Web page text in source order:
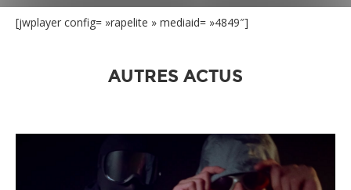
[jwplayer config= »rapelite » mediaid= »4849″]
AUTRES ACTUS